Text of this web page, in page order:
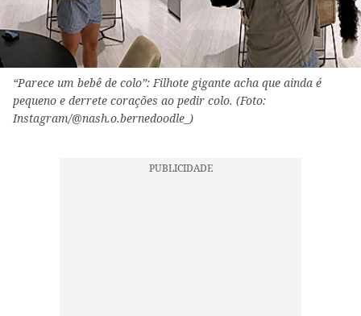
“Parece um bebê de colo”: Filhote gigante acha que ainda é
pequeno e derrete corações ao pedir colo. (Foto:
Instagram/@nash.o.bernedoodle_)